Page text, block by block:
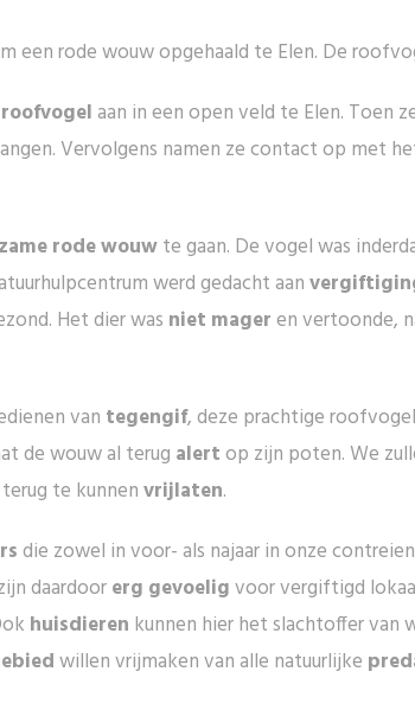
een rode wouw opgehaald te Elen. De
aan in een open veld te Elen. Toen
Vervolgens namen ze contact op met
rode wouwte gaan. De vogel was
werd gedacht aan
Het dier was niet mageren vertoonde,
van tegengif, deze prachtige
de wouw al terug alertop zijn poten. We
te kunnenvrijlaten.
die zowel in voor- als najaar in onze
daardoorerg gevoeligvoor vergiftigd
huisdieren kunnen hier het slachtoffer van
willen vrijmaken van alle natuurlijke